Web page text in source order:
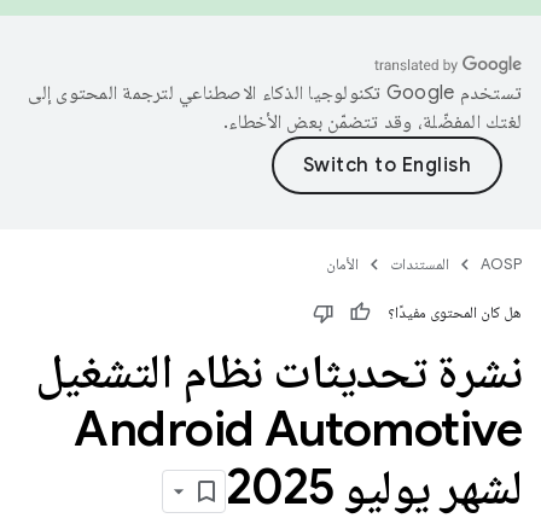
تستخدم Google تكنولوجيا الذكاء الاصطناعي لترجمة المحتوى إلى
لغتك المفضّلة، وقد تتضمّن بعض الأخطاء.
AOSP المستندات الأمان
هل كان المحتوى مفيدًا؟
نشرة تحديثات نظام التشغيل
Android Automotive
لشهر يوليو 2025